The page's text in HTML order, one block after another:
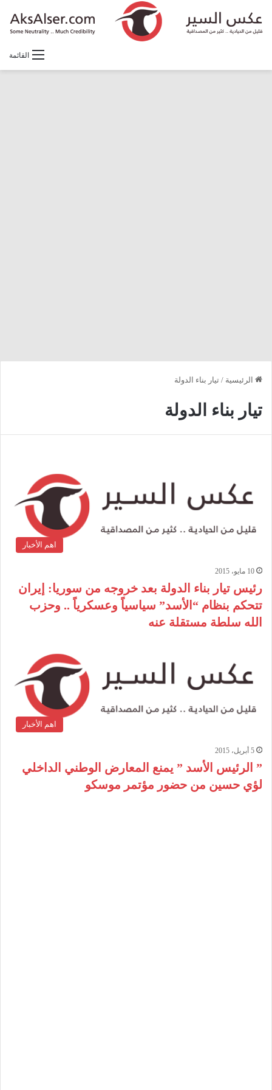
القائمة
الرئيسية / تيار بناء الدولة
تيار بناء الدولة
اهم الأخبار
10 مايو، 2015
رئيس تيار بناء الدولة بعد خروجه من سوريا: إيران
تتحكم بنظام “الأسد” سياسياً وعسكرياً .. وحزب
الله سلطة مستقلة عنه
اهم الأخبار
5 أبريل، 2015
” الرئيس الأسد ” يمنع المعارض الوطني الداخلي
لؤي حسين من حضور مؤتمر موسكو